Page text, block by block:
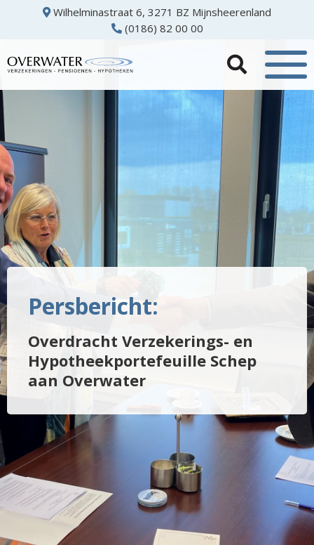
Wilhelminastraat 6, 3271 BZ Mijnsheerenland
(0186) 82 00 00
Persbericht:
Overdracht Verzekerings- en
Hypotheekportefeuille Schep
aan Overwater